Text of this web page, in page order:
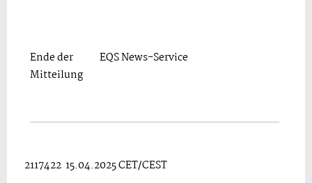
Ende der
Mitteilung
EQS News-Service
2117422 15.04.2025 CET/CEST